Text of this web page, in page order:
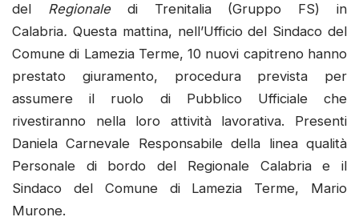
del Regionaledi Trenitalia (Gruppo FS) in
Calabria. Questa mattina, nell’Ufficio del Sindaco del
Comune di Lamezia Terme, 10 nuovi capitreno hanno
prestato giuramento, procedura prevista per
assumere il ruolo di Pubblico Ufficiale che
rivestiranno nella loro attività lavorativa. Presenti
Daniela Carnevale Responsabile della linea qualità
Personale di bordo del Regionale Calabria e il
Sindaco del Comune di Lamezia Terme, Mario
Murone.